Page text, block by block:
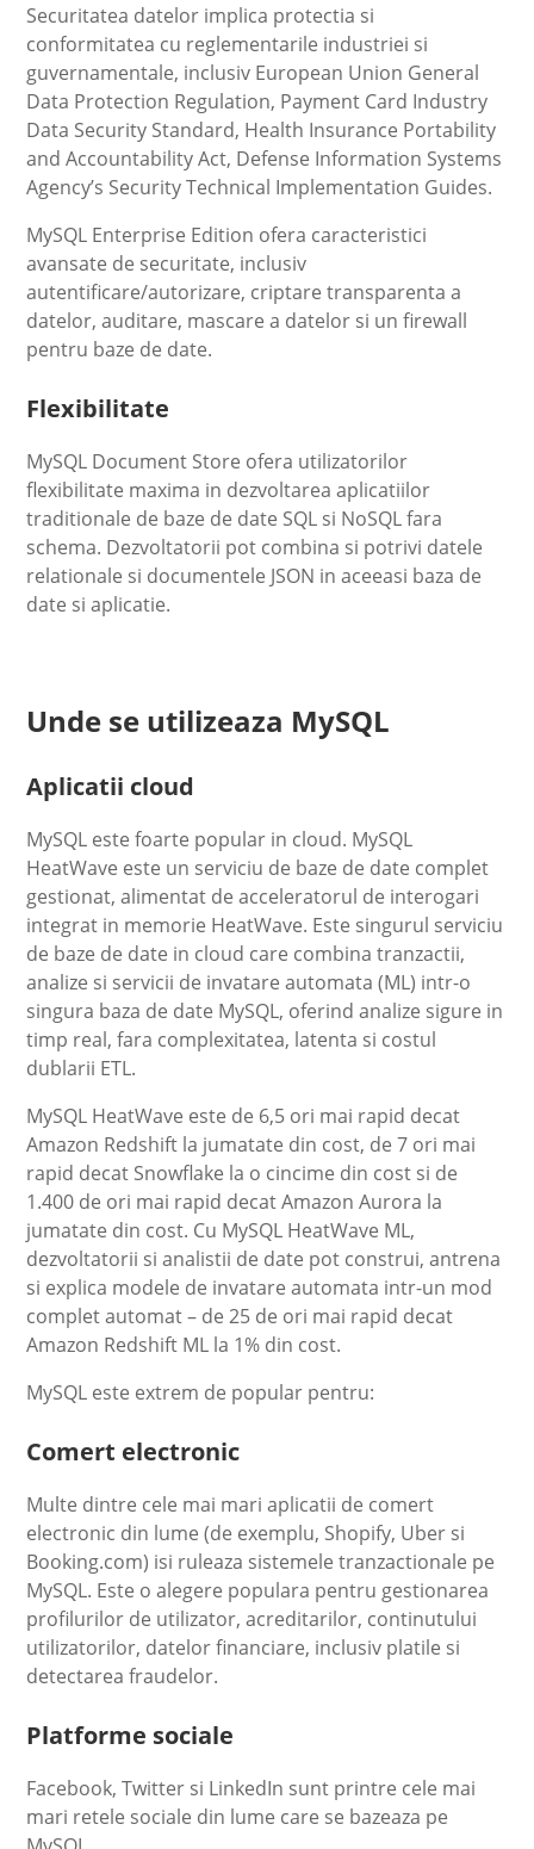
Securitatea datelor implica protectia si
conformitatea cu reglementarile industriei si
guvernamentale, inclusiv European Union General
Data Protection Regulation, Payment Card Industry
Data Security Standard, Health Insurance Portability
and Accountability Act, Defense Information Systems
Agency’s Security Technical Implementation Guides.
MySQL Enterprise Edition ofera caracteristici
avansate de securitate, inclusiv
autentificare/autorizare, criptare transparenta a
datelor, auditare, mascare a datelor si un firewall
pentru baze de date.
Flexibilitate
MySQL Document Store ofera utilizatorilor
flexibilitate maxima in dezvoltarea aplicatiilor
traditionale de baze de date SQL si NoSQL fara
schema. Dezvoltatorii pot combina si potrivi datele
relationale si documentele JSON in aceeasi baza de
date si aplicatie.
Unde se utilizeaza MySQL
Aplicatii cloud
MySQL este foarte popular in cloud. MySQL
HeatWave este un serviciu de baze de date complet
gestionat, alimentat de acceleratorul de interogari
integrat in memorie HeatWave. Este singurul serviciu
de baze de date in cloud care combina tranzactii,
analize si servicii de invatare automata (ML) intr-o
singura baza de date MySQL, oferind analize sigure in
timp real, fara complexitatea, latenta si costul
dublarii ETL.
MySQL HeatWave este de 6,5 ori mai rapid decat
Amazon Redshift la jumatate din cost, de 7 ori mai
rapid decat Snowflake la o cincime din cost si de
1.400 de ori mai rapid decat Amazon Aurora la
jumatate din cost. Cu MySQL HeatWave ML,
dezvoltatorii si analistii de date pot construi, antrena
si explica modele de invatare automata intr-un mod
complet automat – de 25 de ori mai rapid decat
Amazon Redshift ML la 1% din cost.
MySQL este extrem de popular pentru:
Comert electronic
Multe dintre cele mai mari aplicatii de comert
electronic din lume (de exemplu, Shopify, Uber si
Booking.com) isi ruleaza sistemele tranzactionale pe
MySQL. Este o alegere populara pentru gestionarea
profilurilor de utilizator, acreditarilor, continutului
utilizatorilor, datelor financiare, inclusiv platile si
detectarea fraudelor.
Platforme sociale
Facebook, Twitter si LinkedIn sunt printre cele mai
mari retele sociale din lume care se bazeaza pe